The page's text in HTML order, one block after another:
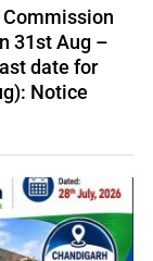
31st Aug –
date for
Notice